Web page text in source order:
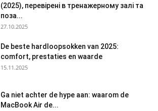
(2025), перевірені в тренажерному залі та
поза...
27.10.2025
De beste hardloopsokken van 2025:
comfort, prestaties en waarde
15.11.2025
Ga niet achter de hype aan: waarom de
MacBook Air de...